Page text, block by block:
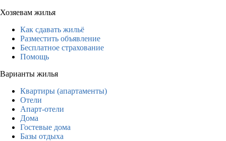
Хозяевам жилья
Как сдавать жильё
Разместить объявление
Бесплатное страхование
Помощь
Варианты жилья
Квартиры (апартаменты)
Отели
Апарт-отели
Дома
Гостевые дома
Базы отдыха